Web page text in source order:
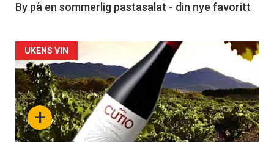
5
By på en sommerlig pastasalat - din nye favoritt
Forsiden
akkurat
nå
-
+
UKENS VIN